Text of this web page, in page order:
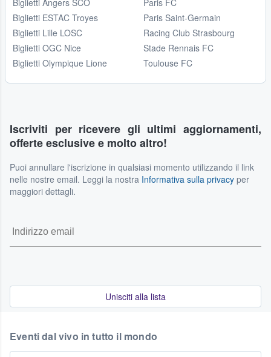
Biglietti ESTAC Troyes
Biglietti Lille LOSC
Biglietti OGC Nice
Biglietti Olympique Lione
Paris Saint-Germain
Racing Club Strasbourg
Stade Rennais FC
Toulouse FC
Iscriviti per ricevere gli ultimi aggiornamenti,
offerte esclusive e molto altro!
Puoi annullare l'iscrizione in qualsiasi momento utilizzando il link
nelle nostre email. Leggi la nostra Informativa sulla privacy per
maggiori dettagli.
Unisciti alla lista
Eventi dal vivo in tutto il mondo